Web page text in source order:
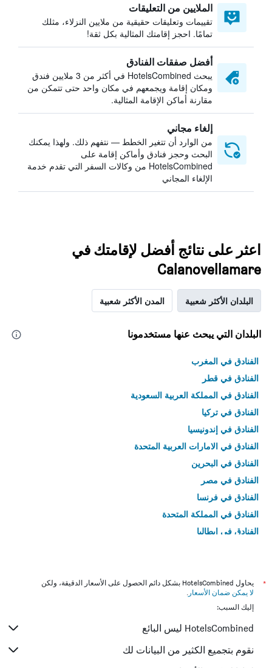
الملايين من التعليقات
تقييمات وتعليقات حقيقية من ملايين النزلاء، مثلك
تمامًا. احجز إقامتك المثالية بكل ثقة!
أفضل صفقات الفنادق
يبحث HotelsCombined في أكثر من 3 ملايين فندق
ومكان إقامة ويجمعهم في مكان واحد حتى تتمكن من
مقارنة أماكن الإقامة المثالية.
إلغاء مجاني
من الوارد أن تتغير الخطط — نتفهم ذلك. ولهذا يمكنك
البحث وحجز فنادق وأماكن إقامة على
HotelsCombined من وكالات السفر التي تقدم خدمة
الإلغاء المجاني
اعثر على نتائج أفضل لإقامتك في
Calanovellamare
البلدان الأكثر شعبية المدن الأكثر شعبية
البلدان التي يبحث عنها مستخدمونا
الفنادق في المغرب
الفنادق في قطر
الفنادق في المملكة العربية السعودية
الفنادق في تركيا
الفنادق في إندونيسيا
الفنادق في الامارات العربية المتحدة
الفنادق في البحرين
الفنادق في مصر
الفنادق في فرنسا
الفنادق في المملكة المتحدة
الفنادق في إيطاليا
*
يحاول HotelsCombined بشكل دائم الحصول على الأسعار الدقيقة، ولكن
لا يمكن ضمان الأسعار .
إليك السبب:
HotelsCombined ليس البائع
نقوم بتجميع الكثير من البيانات لك